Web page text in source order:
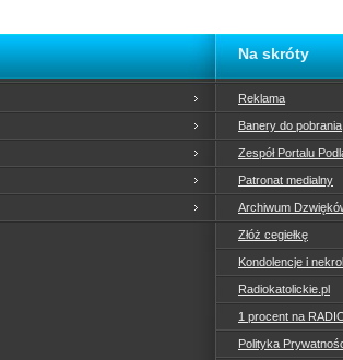
Na skróty
Reklama
Banery do pobrania
Zespół Portalu
Patronat medialny
Archiwum
Złóż cegiełkę
Kondolencje i
Radiokatolickie.pl
1 procent na
Polityka